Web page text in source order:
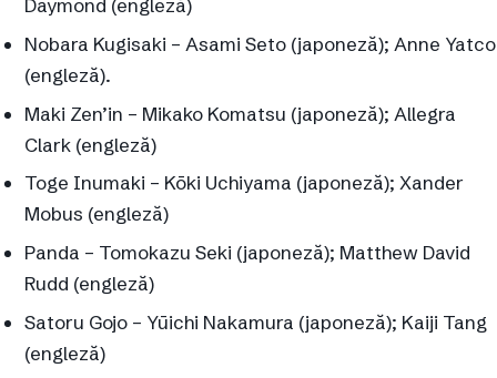
Daymond (engleză)
Nobara Kugisaki – Asami Seto (japoneză); Anne Yatco
(engleză).
Maki Zen’in – Mikako Komatsu (japoneză); Allegra
Clark (engleză)
Toge Inumaki – Kōki Uchiyama (japoneză); Xander
Mobus (engleză)
Panda – Tomokazu Seki (japoneză); Matthew David
Rudd (engleză)
Satoru Gojo – Yūichi Nakamura (japoneză); Kaiji Tang
(engleză)